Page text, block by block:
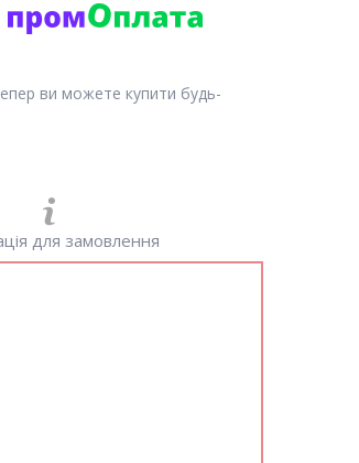
ви можете купити будь-
для замовлення